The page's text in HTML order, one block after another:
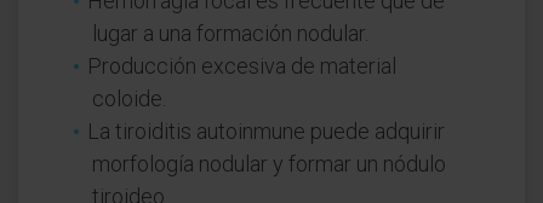
lugar a una formación nodular.
Producción excesiva de material
coloide.
La tiroiditis autoinmune puede adquirir
morfología nodular y formar un nódulo
tiroideo.